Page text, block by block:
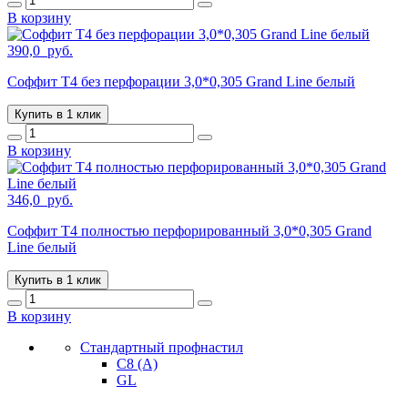
В корзину
390,0 руб.
Соффит T4 без перфорации 3,0*0,305 Grand Line белый
Купить в 1 клик
В корзину
346,0 руб.
Соффит T4 полностью перфорированный 3,0*0,305 Grand
Line белый
Купить в 1 клик
В корзину
Стандартный профнастил
С8 (А)
GL